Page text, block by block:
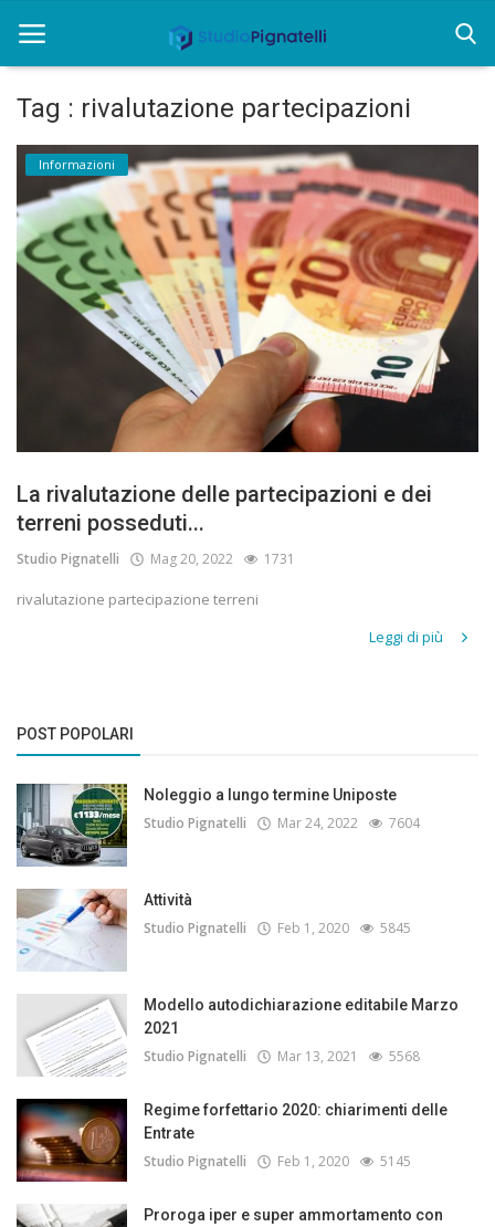
Home
Chi siamo
Rent
Informazioni
Approfondimenti
Tag : rivalutazione partecipazioni
Informazioni
La rivalutazione delle partecipazioni e dei
terreni posseduti...
Studio Pignatelli Mag 20, 2022 1731
rivalutazione partecipazione terreni
Leggi di più
POST POPOLARI
Noleggio a lungo termine Uniposte
Studio Pignatelli Mar 24, 2022 7604
Attività
Studio Pignatelli Feb 1, 2020 5845
Modello autodichiarazione editabile Marzo
2021
Studio Pignatelli Mar 13, 2021 5568
Regime forfettario 2020: chiarimenti delle
Entrate
Studio Pignatelli Feb 1, 2020 5145
Proroga iper e super ammortamento con